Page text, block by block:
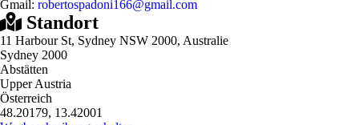
Gmail: robertospadoni166@gmail.com
Standort
11 Harbour St, Sydney NSW 2000, Australie
Sydney 2000
Abstätten
Upper Austria
Österreich
48.20179, 13.42001